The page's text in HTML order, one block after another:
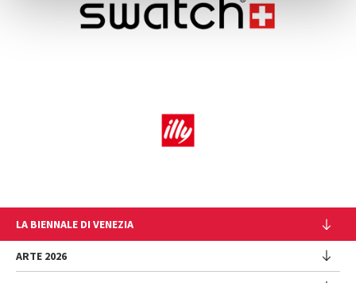
LA BIENNALE DI VENEZIA
L'Istituzione
Cariche istituzionali
ARTE 2026